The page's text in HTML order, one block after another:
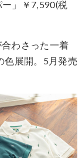
ー」￥7,590(税
わさった一着
色展開。5月発売